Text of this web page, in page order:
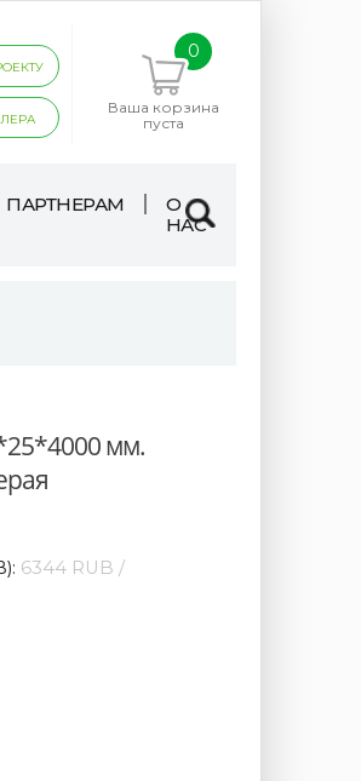
0
Ваша корзина
пуста
ПАРТНЕРАМ
О
НАС
мм.
6344 RUB /